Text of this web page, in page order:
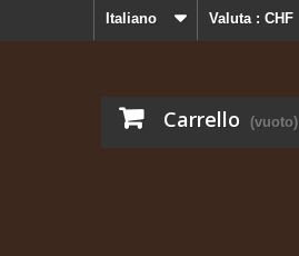
Valuta : CHF
Italiano
Carrello (vuoto)